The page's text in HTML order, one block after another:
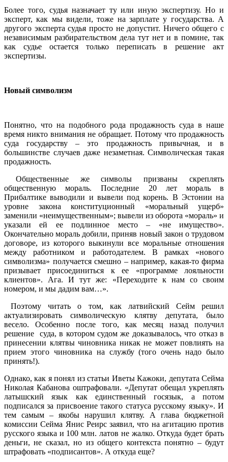
Более того, судья назначает ту или иную экспертизу. Но и
эксперт, как мы видели, тоже на зарплате у государства. А
другого эксперта судья просто не допустит. Ничего общего с
независимым разбирательством дела тут нет и в помине, так
как судье остается только переписать в решение акт
экспертизы.
Новый символизм
Понятно, что на подобного рода продажность суда в наше
время никто внимания не обращает. Потому что продажность
суда государству – это продажность привычная, и в
большинстве случаев даже незаметная. Символическая такая
продажность.
Общественные же символы призваны скреплять
общественную мораль. Последние 20 лет мораль в
Прибалтике выводили и вывели под корень. В Эстонии на
уровне закона конституционный «моральный ущерб»
заменили «неимущественным»; вывели из оборота «мораль» и
указали ей ее подлинное место – «не имущество».
Окончательно мораль добили, приняв новый закон о трудовом
договоре, из которого выкинули все моральные отношения
между работником и работодателем. В рамках «нового
символизма» получается смешно – например, какая-то фирма
призывает присоединиться к ее «программе лояльности
клиентов». Ага. И тут же: «Переходите к нам со своим
номером, и мы дадим вам…».
Поэтому читать о том, как латвийский Сейм решил
актуализировать символическую клятву депутата, было
весело. Особенно после того, как месяц назад получил
решение суда, в котором судом же доказывалось, что отказ в
принесении клятвы чиновника никак не может повлиять на
прием этого чиновника на службу (того очень надо было
принять!).
Однако, как я понял из статьи Иветы Кажоки, депутата Сейма
Николая Кабанова оштрафовали. «Депутат обещал укреплять
латышский язык как единственный госязык, а потом
подписался за присвоение такого статуса русскому языку». И
тем самым – якобы нарушил клятву. А глава бюджетной
комиссии Сейма Янис Реирс заявил, что на агитацию против
русского языка и 100 млн. латов не жалко. Откуда будет брать
деньги, не сказал, но из общего контекста понятно – будут
штрафовать «подписантов». А откуда еще?